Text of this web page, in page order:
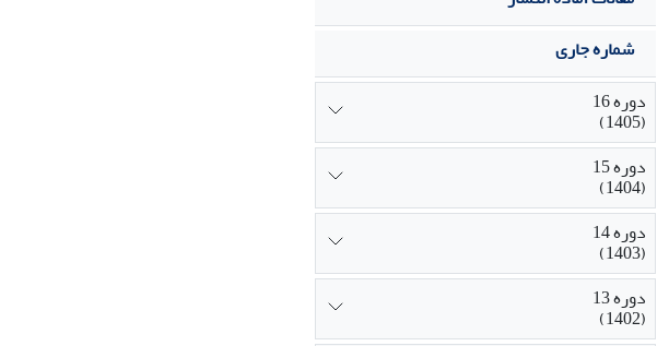
شماره جاری
دوره 16
(1405)
دوره 15
(1404)
دوره 14
(1403)
دوره 13
(1402)